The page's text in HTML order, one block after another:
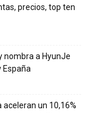
precios, top ten
nombra a HyunJe
España
un 10,16%